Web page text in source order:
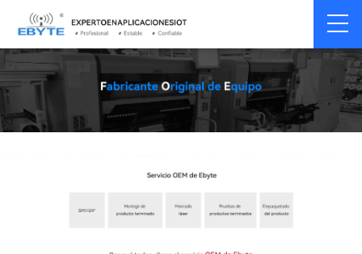
Home > Sobre nosotros > OEM